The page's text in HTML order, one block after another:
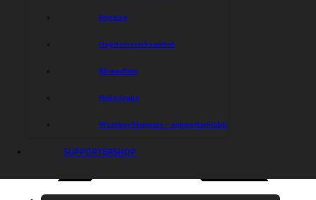
Styrelse
Ungdomsverksamhet
Bli medlem
Hejla Arena
Westbay Skippers – supporterklubb
SUPPORTERSHOP